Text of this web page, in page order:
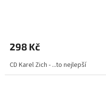
298 Kč
CD Karel Zich - ...to nejlepší